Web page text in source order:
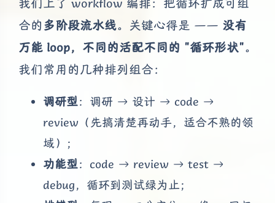
我们上了 workflow 编排：把循环扩成可组
合的 多阶段流水线。关键心得是 —— 没有
万能 loop，不同的活配不同的 "循环形状"。
我们常用的几种排列组合：
调研型：调研 → 设计 → code →
review（先搞清楚再动手，适合不熟的领
域）；
功能型：code → review → test →
debug，循环到测试绿为止；